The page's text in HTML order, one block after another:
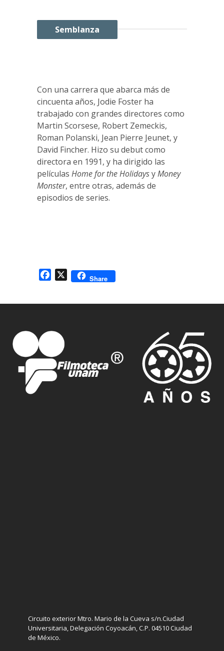
Semblanza
Con una carrera que abarca más de
cincuenta años, Jodie Foster ha
trabajado con grandes directores como
Martin Scorsese, Robert Zemeckis,
Roman Polanski, Jean Pierre Jeunet, y
David Fincher. Hizo su debut como
directora en 1991, y ha dirigido las
películas Home for the HolidaysyMoney
Monster, entre otras, además de
episodios de series.
Facebook
X Share
Circuito exterior Mtro. Mario de la Cueva s/n.Ciudad
Universitaria, Delegación Coyoacán, C.P. 04510 Ciudad
de México.